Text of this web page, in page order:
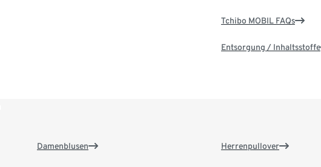
Tchibo MOBIL FAQs
Entsorgung / Inhaltsstoffe
Damenblusen Herrenpullover